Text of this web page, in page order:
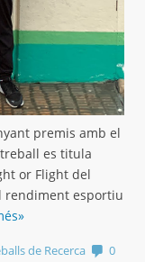
premis amb el
es titula
or Flight del
rendiment esportiu
de Recerca 0